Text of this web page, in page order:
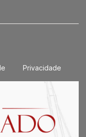
Privacidade